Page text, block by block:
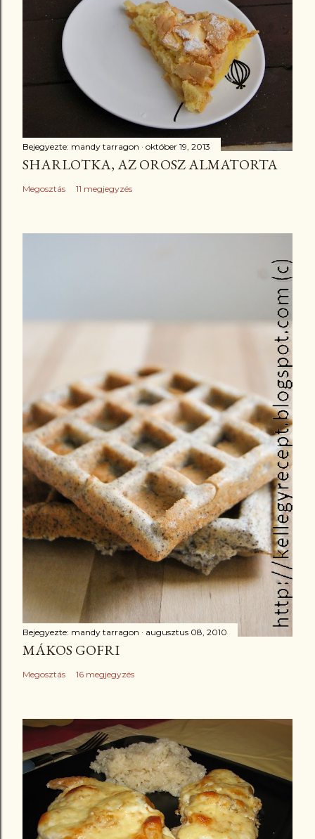
Bejegyezte: mandy tarragon október 19, 2013
SHARLOTKA, AZ OROSZ ALMATORTA
Megosztás 11 megjegyzés
Bejegyezte: mandy tarragon augusztus 08, 2010
MÁKOS GOFRI
Megosztás 16 megjegyzés